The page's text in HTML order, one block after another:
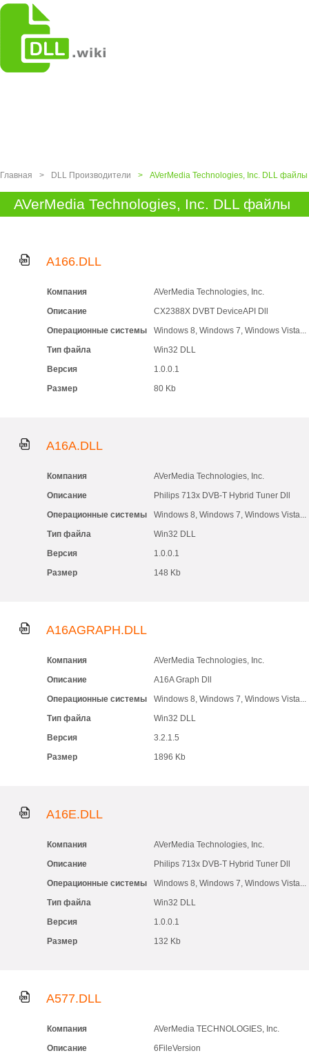
Главная > DLL Производители > AVerMedia Technologies, Inc. DLL файлы
AVerMedia Technologies, Inc. DLL файлы
A166.DLL
Компания
AVerMedia Technologies, Inc.
Описание
CX2388X DVBT DeviceAPI Dll
Операционные системы
Windows 8, Windows 7, Windows Vista...
Тип файла
Win32 DLL
Версия
1.0.0.1
Размер
80 Kb
A16A.DLL
Компания
AVerMedia Technologies, Inc.
Описание
Philips 713x DVB-T Hybrid Tuner Dll
Операционные системы
Windows 8, Windows 7, Windows Vista...
Тип файла
Win32 DLL
Версия
1.0.0.1
Размер
148 Kb
A16AGRAPH.DLL
Компания
AVerMedia Technologies, Inc.
Описание
A16A Graph Dll
Операционные системы
Windows 8, Windows 7, Windows Vista...
Тип файла
Win32 DLL
Версия
3.2.1.5
Размер
1896 Kb
A16E.DLL
Компания
AVerMedia Technologies, Inc.
Описание
Philips 713x DVB-T Hybrid Tuner Dll
Операционные системы
Windows 8, Windows 7, Windows Vista...
Тип файла
Win32 DLL
Версия
1.0.0.1
Размер
132 Kb
A577.DLL
Компания
AVerMedia TECHNOLOGIES, Inc.
Описание
6FileVersion